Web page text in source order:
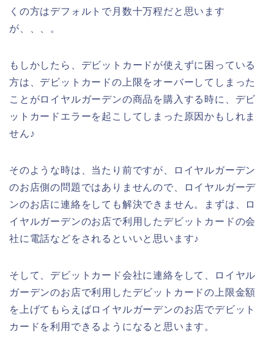
くの方はデフォルトで月数十万程だと思います
が、、、。
もしかしたら、デビットカードが使えずに困っている
方は、デビットカードの上限をオーバーしてしまった
ことがロイヤルガーデンの商品を購入する時に、デビ
ットカードエラーを起こしてしまった原因かもしれま
せん♪
そのような時は、当たり前ですが、ロイヤルガーデン
のお店側の問題ではありませんので、ロイヤルガーデ
ンのお店に連絡をしても解決できません。まずは、ロ
イヤルガーデンのお店で利用したデビットカードの会
社に電話などをされるといいと思います♪
そして、デビットカード会社に連絡をして、ロイヤル
ガーデンのお店で利用したデビットカードの上限金額
を上げてもらえばロイヤルガーデンのお店でデビット
カードを利用できるようになると思います。